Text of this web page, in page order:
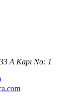
A Kapı No: 1